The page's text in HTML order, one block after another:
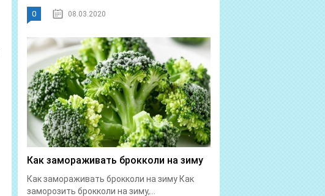
0 08.03.2020
Как замораживать брокколи на зиму
Как замораживать брокколи на зиму Как
заморозить брокколи на зиму,...